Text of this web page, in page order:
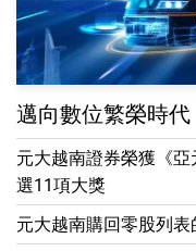
邁向數位繁榮時代
元大越南證券榮獲《
選11項大獎
元大越南購回零股列